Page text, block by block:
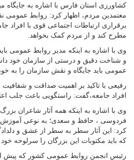
کشاورزی استان فارس با اشاره به جایگاه
معتمدین مردم، اظهار کرد: روابط عمومی
برقراری ارتباطات اجتماعی قوی با افراد
مطرح کند و از مردم کمک بخواهد.
وی با اشاره به اینکه مدیر روابط عمومی
و شناخت دقیق و درستی از سازمان خود
عمومی باید جایگاه و نقش سازمان را به
رفیعی با تاکید بر اهمیت صداقت و
افراد جامعه،گفت: راستگویی باعث جلب
وی با اشاره به اینکه همه آثار شاعران
فردوسی ، حافظ و سعدی؛ به نوعی آموزش
کرد: این آثار سطر به سطر از عشق و
که باید مکتوبات این بزرگان را سرلوحه خود
رئیس انجمن روابط عمومی کشور که پیش